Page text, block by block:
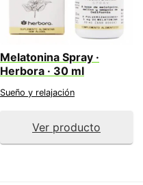
Melatonina Spray ·
Herbora · 30 ml
Sueño y relajación
Ver producto